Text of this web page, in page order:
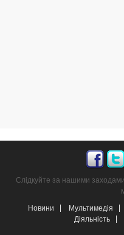
Слідкуйте за нашими
Новини
Мультимедія
Діяльність